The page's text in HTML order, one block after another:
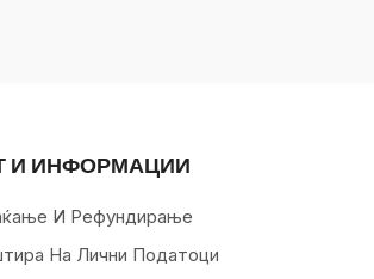
И ИНФОРМАЦИИ
И Рефундирање
На Лични Податоци